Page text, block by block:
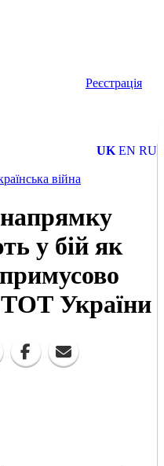
Реєстрація
UK EN RU
війна
у бій як
ТОТ України